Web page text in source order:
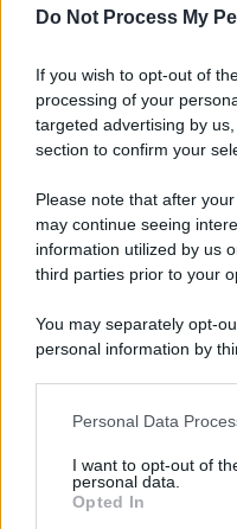
Do Not Process My
If you wish to opt-out of
processing of your
targeted advertising by
section to confirm your
Please note that after
may continue seeing
information utilized by us
third parties prior to your
You may separately opt-
personal information by
This information may
disclose it to other third
Please note that this
Personal Data
I want to opt-out of
personal data.
Opted In
Copagri:
La strada,
spezzate,